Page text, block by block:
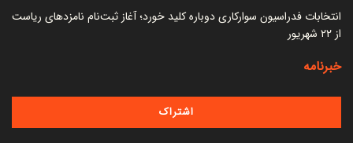
انتخابات فدراسیون سوارکاری دوباره کلید خورد؛ آغاز ثبت‌نام نامزدهای ریاست
از ۲۲ شهریور
خبرنامه